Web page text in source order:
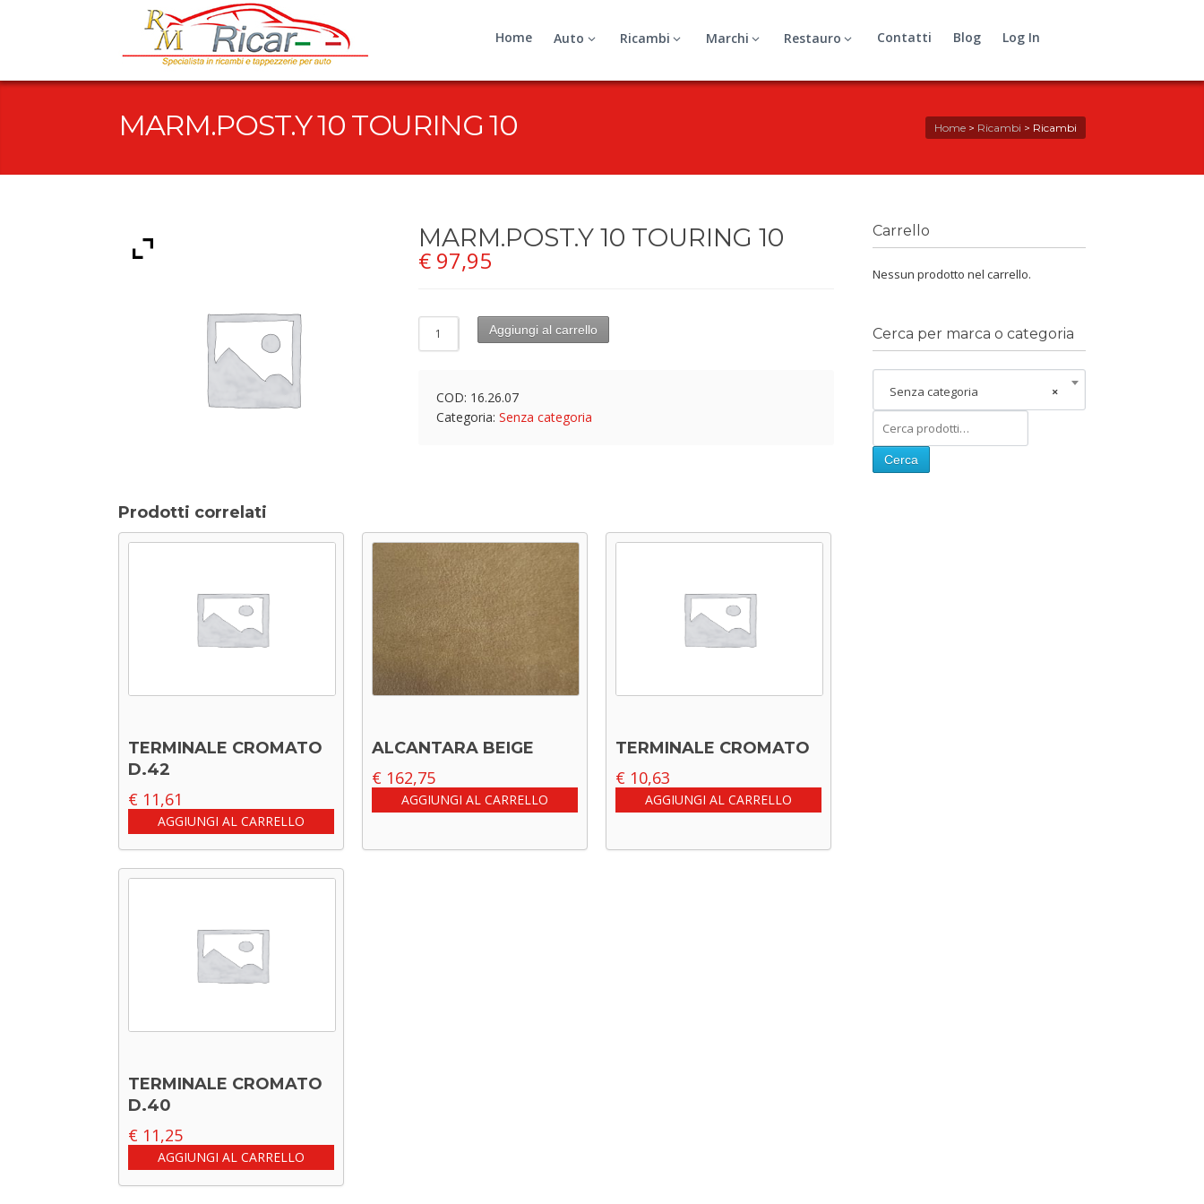
Home Auto Ricambi Marchi Restauro Contatti Blog Log In
MARM.POST.Y 10 TOURING 10 Home> Ricambi > Ricambi
MARM.POST.Y 10 TOURING 10
€ 97,95
Aggiungi al carrello
COD: 16.26.07
Categoria: Senza categoria
Prodotti correlati
TERMINALE CROMATO
D.42
€ 11,61
AGGIUNGI AL CARRELLO
ALCANTARA BEIGE
€ 162,75
AGGIUNGI AL CARRELLO
TERMINALE CROMATO
€ 10,63
AGGIUNGI AL CARRELLO
TERMINALE CROMATO
D.40
€ 11,25
AGGIUNGI AL CARRELLO
Carrello
Nessun prodotto nel carrello.
Cerca per marca o categoria
×
Senza categoria
Cerca